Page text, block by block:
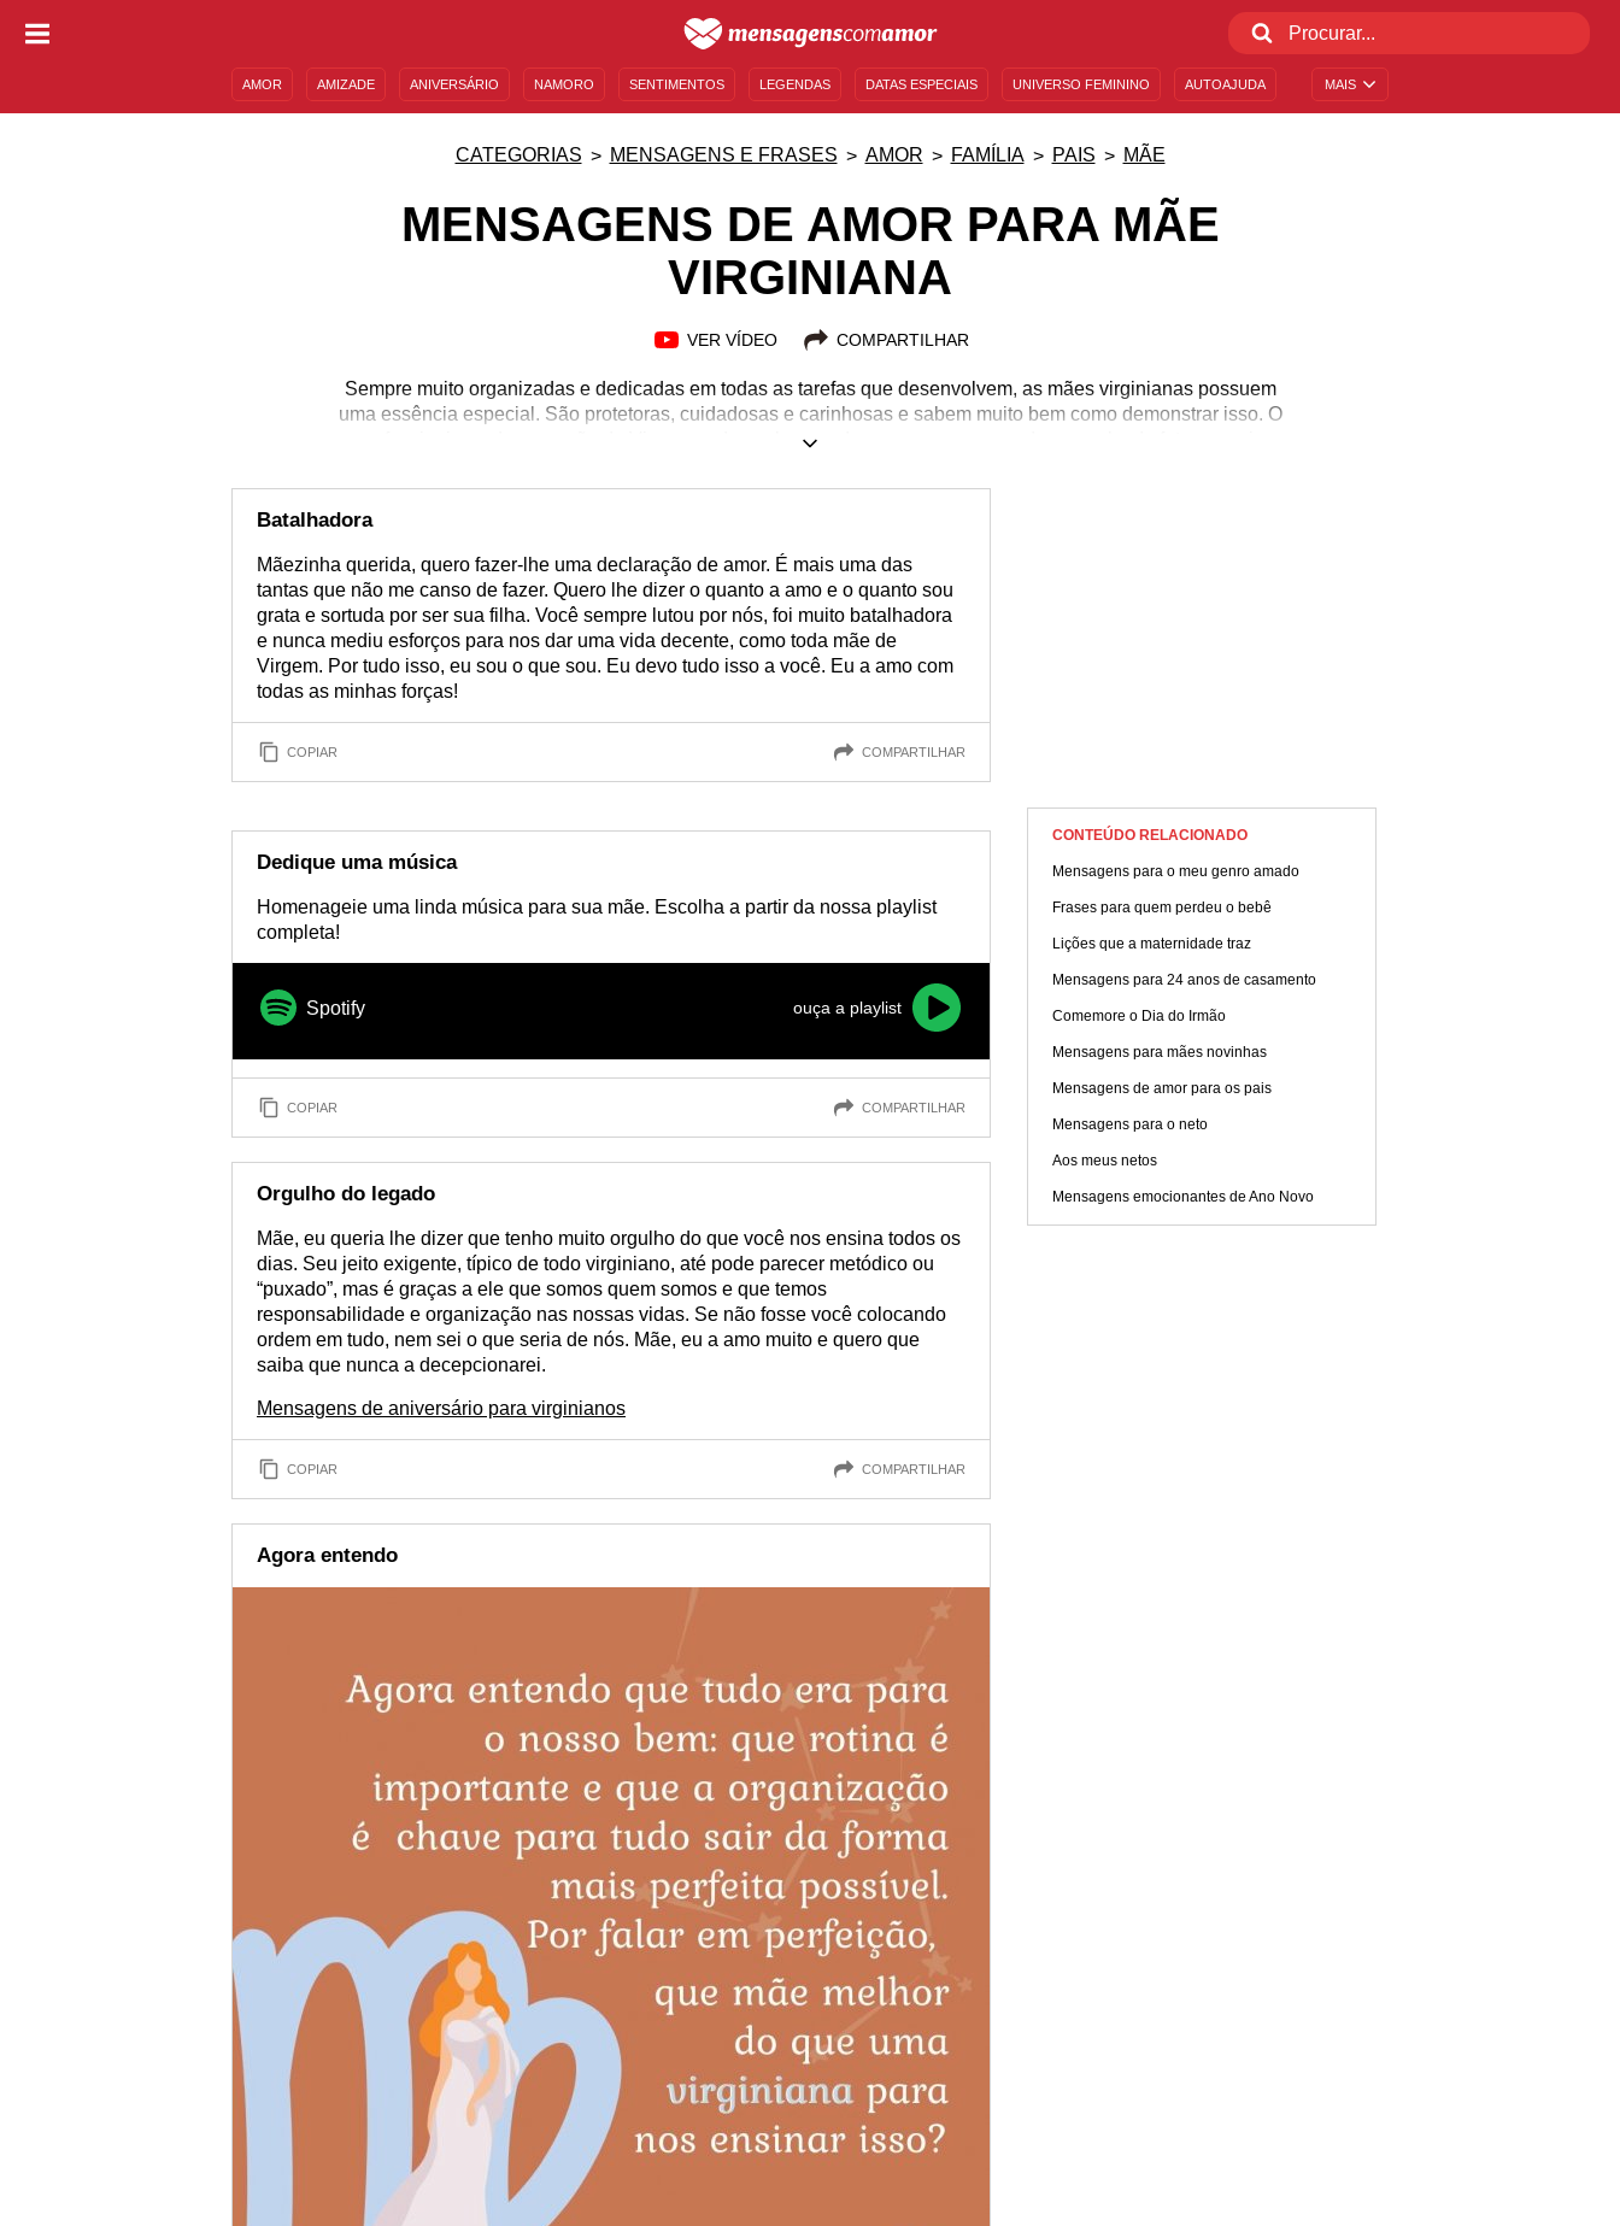
MAIS
AMOR AMIZADE ANIVERSÁRIO NAMORO SENTIMENTOS LEGENDAS DATAS ESPECIAIS UNIVERSO FEMININO AUTOAJUDA
CATEGORIAS MENSAGENS E FRASES AMOR FAMÍLIA PAIS MÃE
MENSAGENS DE AMOR PARA MÃE
VIRGINIANA
VER VÍDEO COMPARTILHAR
Sempre muito organizadas e dedicadas em todas as tarefas que desenvolvem, as mães virginianas possuem
uma essência especial. São protetoras, cuidadosas e carinhosas e sabem muito bem como demonstrar isso. O
perfeccionismo de uma mãe de Virgem pode acabar sendo um pouco exagerado, mas ela, de fato, aprecia
características do signo podem acabar tornando a convivência familiar um pouco mais complicada. Entretanto,
não há como não amar essas mulheres tão fortes e guerreiras! Demonstre seus sentimentos pela mulher da sua
Batalhadora
Mãezinha querida, quero fazer-lhe uma declaração de amor. É mais uma das
tantas que não me canso de fazer. Quero lhe dizer o quanto a amo e o quanto sou
grata e sortuda por ser sua filha. Você sempre lutou por nós, foi muito batalhadora
e nunca mediu esforços para nos dar uma vida decente, como toda mãe de
Virgem. Por tudo isso, eu sou o que sou. Eu devo tudo isso a você. Eu a amo com
todas as minhas forças!
COPIAR COMPARTILHAR
Dedique uma música
Homenageie uma linda música para sua mãe. Escolha a partir da nossa playlist
completa!
Spotify ouça a playlist
COPIAR COMPARTILHAR
Orgulho do legado
Mãe, eu queria lhe dizer que tenho muito orgulho do que você nos ensina todos os
dias. Seu jeito exigente, típico de todo virginiano, até pode parecer metódico ou
“puxado”, mas é graças a ele que somos quem somos e que temos
responsabilidade e organização nas nossas vidas. Se não fosse você colocando
ordem em tudo, nem sei o que seria de nós. Mãe, eu a amo muito e quero que
saiba que nunca a decepcionarei.
Mensagens de aniversário para virginianos
COPIAR COMPARTILHAR
Agora entendo
CONTEÚDO RELACIONADO
Mensagens para o meu genro amado
Frases para quem perdeu o bebê
Lições que a maternidade traz
Mensagens para 24 anos de casamento
Comemore o Dia do Irmão
Mensagens para mães novinhas
Mensagens de amor para os pais
Mensagens para o neto
Aos meus netos
Mensagens emocionantes de Ano Novo